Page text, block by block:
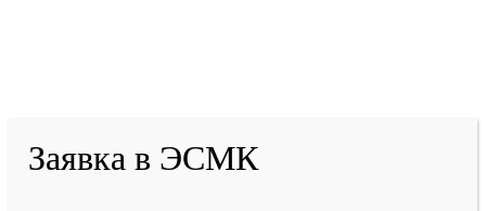
Заявка в ЭСМК